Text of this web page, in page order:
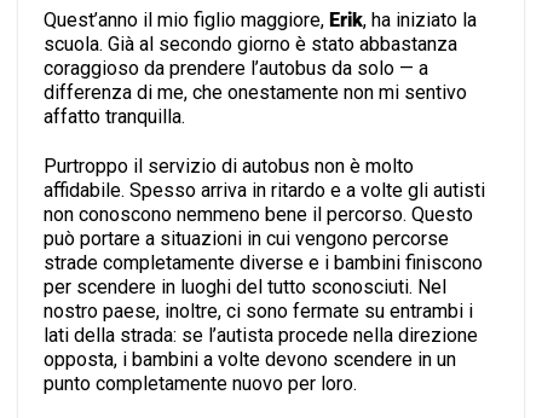
Quest’anno il mio figlio maggiore, Erik, ha iniziato la
scuola. Già al secondo giorno è stato abbastanza
coraggioso da prendere l’autobus da solo — a
differenza di me, che onestamente non mi sentivo
affatto tranquilla.
Purtroppo il servizio di autobus non è molto
affidabile. Spesso arriva in ritardo e a volte gli autisti
non conoscono nemmeno bene il percorso. Questo
può portare a situazioni in cui vengono percorse
strade completamente diverse e i bambini finiscono
per scendere in luoghi del tutto sconosciuti. Nel
nostro paese, inoltre, ci sono fermate su entrambi i
lati della strada: se l’autista procede nella direzione
opposta, i bambini a volte devono scendere in un
punto completamente nuovo per loro.